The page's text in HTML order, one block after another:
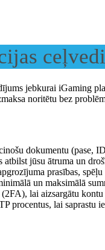
jebkurai iGaming
noritētu bez
dokumentu (pase,
jūsu ātruma un
prasības,
un maksimālā
lai aizsargātu kontu
procentus, lai saprastu